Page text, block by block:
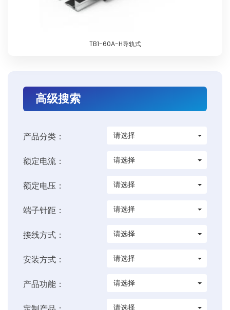
高级搜索
产品分类： 请选择
额定电流： 请选择
额定电压： 请选择
端子针距： 请选择
接线方式： 请选择
安装方式： 请选择
产品功能： 请选择
请选择
TB1-60A-H导轨式